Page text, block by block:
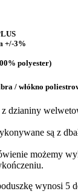
+/-3%
polyester)
/ włókno
z dzianiny
są z
możemy
wynosi 5